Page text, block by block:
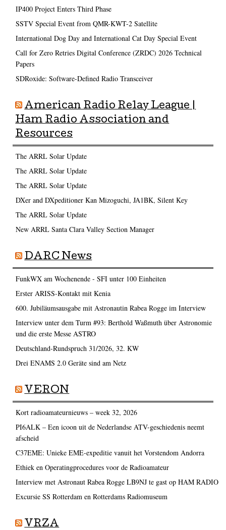
IP400 Project Enters Third Phase
SSTV Special Event from QMR-KWT-2 Satellite
International Dog Day and International Cat Day Special Event
Call for Zero Retries Digital Conference (ZRDC) 2026 Technical
Papers
SDRoxide: Software-Defined Radio Transceiver
American Radio Relay League |
Ham Radio Association and
Resources
The ARRL Solar Update
The ARRL Solar Update
The ARRL Solar Update
DXer and DXpeditioner Kan Mizoguchi, JA1BK, Silent Key
The ARRL Solar Update
New ARRL Santa Clara Valley Section Manager
DARC News
FunkWX am Wochenende - SFI unter 100 Einheiten
Erster ARISS-Kontakt mit Kenia
600. Jubiläumsausgabe mit Astronautin Rabea Rogge im Interview
Interview unter dem Turm #93: Berthold Waßmuth über Astronomie
und die erste Messe ASTRO
Deutschland-Rundspruch 31/2026, 32. KW
Drei ENAMS 2.0 Geräte sind am Netz
VERON
Kort radioamateurnieuws – week 32, 2026
PI6ALK – Een icoon uit de Nederlandse ATV-geschiedenis neemt
afscheid
C37EME: Unieke EME-expeditie vanuit het Vorstendom Andorra
Ethiek en Operatingprocedures voor de Radioamateur
Interview met Astronaut Rabea Rogge LB9NJ te gast op HAM RADIO
Excursie SS Rotterdam en Rotterdams Radiomuseum
VRZA